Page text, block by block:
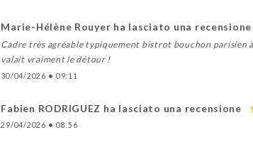
Marie-Hélène Rouyer ha lasciato una recensione
Cadre très agréable typiquement bistrot bouchon parisien
valait vraiment le détour !
30/04/2026 • 09:11
Fabien RODRIGUEZ ha lasciato una recensione
29/04/2026 • 08:56